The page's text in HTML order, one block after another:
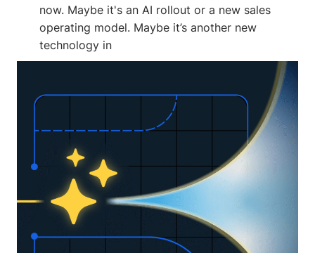
now. Maybe it's an AI rollout or a new sales
operating model. Maybe it’s another new
technology in